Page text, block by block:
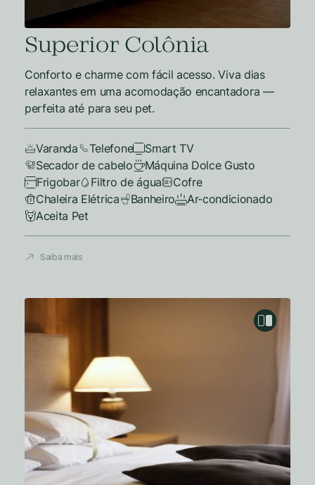
Superior Colônia
Conforto e charme com fácil acesso. Viva dias
relaxantes em uma acomodação encantadora —
perfeita até para seu pet.
Varanda Telefone
Smart TV
Secador de cabelo
Máquina Dolce Gusto
Frigobar
Filtro de água
Cofre
Chaleira Elétrica
Banheiro
Ar-condicionado
Aceita Pet
Saiba mais